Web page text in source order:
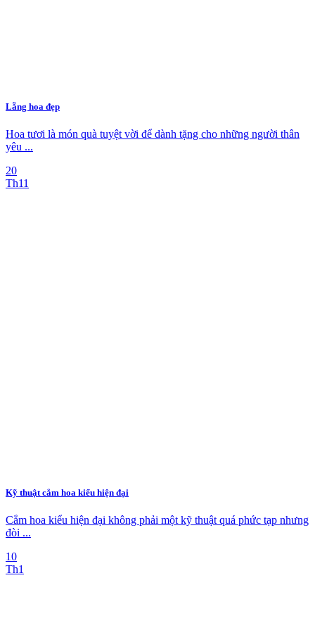
Lẵng hoa đẹp
Hoa tươi là món quà tuyệt vời để dành tặng cho những người thân
yêu ...
20
Th11
Kỹ thuật cắm hoa kiểu hiện đại
Cắm hoa kiểu hiện đại không phải một kỹ thuật quá phức tạp nhưng
đòi ...
10
Th1